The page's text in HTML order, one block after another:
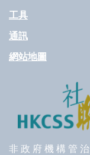
工具
通訊
網站地圖
非 政 府 機 構 管 治